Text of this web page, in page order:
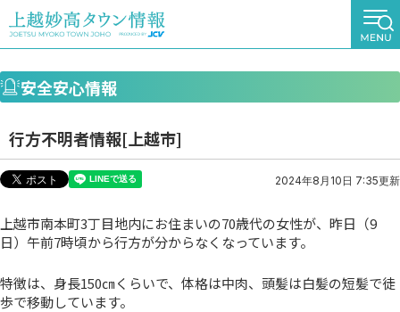
安全安心情報
行方不明者情報[上越市]
2024年8月10日 7:35更新
上越市南本町3丁目地内にお住まいの70歳代の女性が、昨日（9
日）午前7時頃から行方が分からなくなっています。
特徴は、身長150㎝くらいで、体格は中肉、頭髪は白髪の短髪で徒
歩で移動しています。